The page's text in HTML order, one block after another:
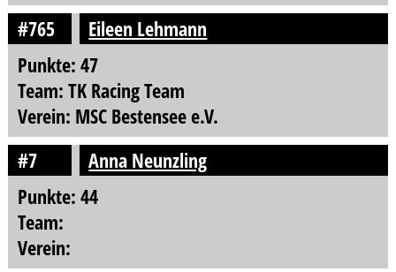
#765
Eileen Lehmann
Punkte: 47
Team: TK Racing Team
Verein: MSC Bestensee e.V.
#7
Anna Neunzling
Punkte: 44
Team:
Verein: